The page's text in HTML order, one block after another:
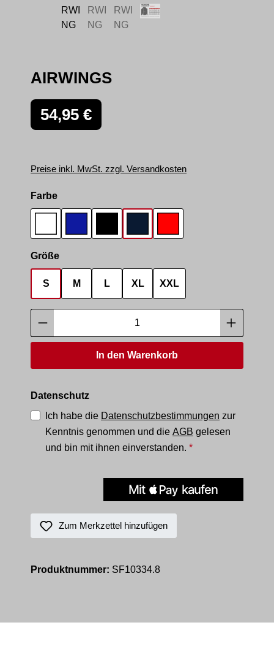
AIRWINGS
Regulärer Preis:
54,95 €
Preise inkl. MwSt. zzgl. Versandkosten
Farbeauswählen
Größeauswählen
S M L XL XXL
Produkt Anzahl: Gib den gewünschten
In den Warenkorb
Datenschutz
Ich habe die Datenschutzbestimmungen zur
Kenntnis genommen und die AGB gelesen
und bin mit ihnen einverstanden. *
Zum Merkzettel hinzufügen
Produktnummer: SF10334.8